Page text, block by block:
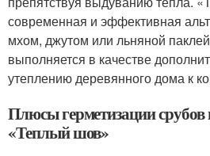
современная и эффективная
мхом, джутом или льняной
выполняется в качестве
утеплению деревянного дома к
Плюсы герметизации срубов
«Теплый шов»